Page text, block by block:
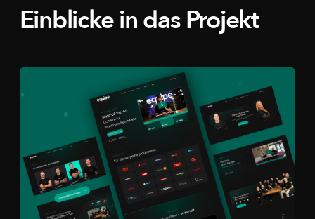
Einblicke in das Projekt